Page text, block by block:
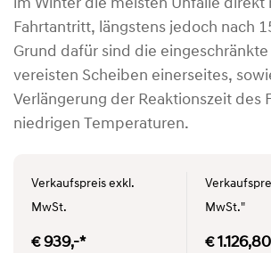
im Winter die meisten Unfälle direkt
Fahrtantritt, längstens jedoch nach
Grund dafür sind die
vereisten Scheiben einerseites,
Verlängerung der Reaktionszeit des
niedrigen Temperaturen.
Verkaufspreis exkl.
MwSt.
€ 939,-*
MwSt."
€